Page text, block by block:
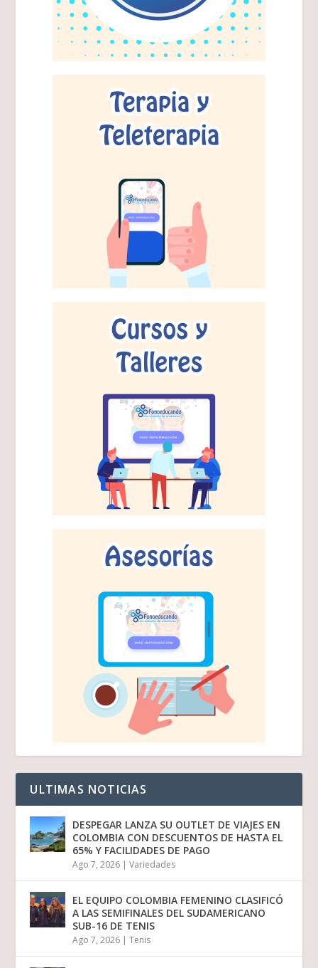
ULTIMAS NOTICIAS
DESPEGAR LANZA SU OUTLET DE VIAJES EN
COLOMBIA CON DESCUENTOS DE HASTA EL
65% Y FACILIDADES DE PAGO
Ago 7, 2026 |Variedades
EL EQUIPO COLOMBIA FEMENINO CLASIFICÓ
A LAS SEMIFINALES DEL SUDAMERICANO
SUB-16 DE TENIS
Ago 7, 2026 |Tenis